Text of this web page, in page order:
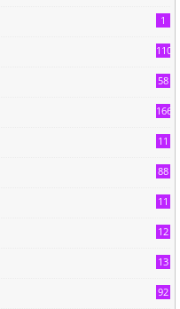
1
110
58
166
11
88
11
12
13
92